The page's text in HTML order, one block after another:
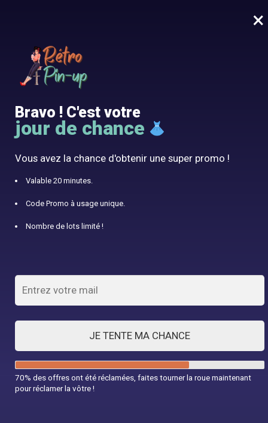
10% offert avec le code RÉTRO10
Vêtement Pin-up
Deviens une vrai Pin-up avec notre boutique vintage
Découvrir la boutique
Robes Pin-up pour Révéler votre Féminité
Découvrir la collection
Robes années 50
À partir de 45,99€
×
Bravo ! C'est votre
jour de chance
Vous avez la chance d'obtenir une super promo !
Valable 20 minutes.
Code Promo à usage unique.
Nombre de lots limité !
JE TENTE MA CHANCE
70% des offres ont été réclamées, faites tourner la roue maintenant
pour réclamer la vôtre !